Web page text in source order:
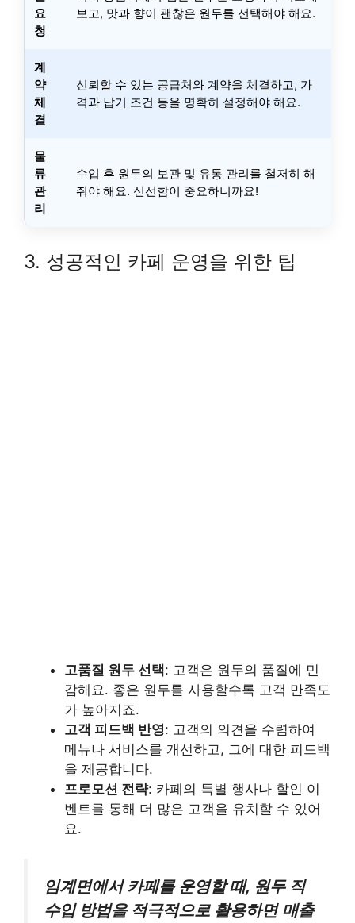
요
청
보고, 맛과 향이 괜찮은 원두를 선택해야 해요.
계
약
체
결
신뢰할 수 있는 공급처와 계약을 체결하고, 가
격과 납기 조건 등을 명확히 설정해야 해요.
물
류
관
리
수입 후 원두의 보관 및 유통 관리를 철저히 해
줘야 해요. 신선함이 중요하니까요!
3. 성공적인 카페 운영을 위한 팁
고품질 원두 선택: 고객은 원두의 품질에 민
감해요. 좋은 원두를 사용할수록 고객 만족도
가 높아지죠.
고객 피드백 반영: 고객의 의견을 수렴하여
메뉴나 서비스를 개선하고, 그에 대한 피드백
을 제공합니다.
프로모션 전략: 카페의 특별 행사나 할인 이
벤트를 통해 더 많은 고객을 유치할 수 있어
요.
임계면에서 카페를 운영할 때, 원두 직
수입 방법을 적극적으로 활용하면 매출